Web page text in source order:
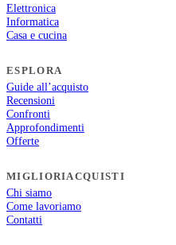
Elettronica
Informatica
Casa e cucina
ESPLORA
Guide all’acquisto
Recensioni
Confronti
Approfondimenti
Offerte
MIGLIORIACQUISTI
Chi siamo
Come lavoriamo
Contatti